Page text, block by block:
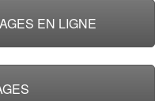
EN LIGNE